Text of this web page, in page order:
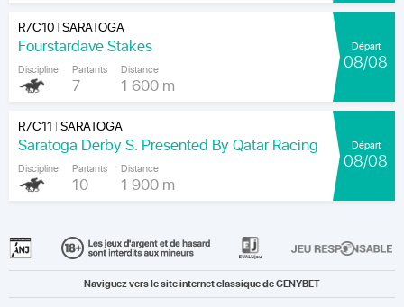
R7C10|SARATOGA
Fourstardave Stakes
Discipline Partants
7
Distance
1 600 m
Départ
08/08
R7C11 |SARATOGA
Saratoga Derby S. Presented By Qatar Racing
Discipline Partants
10
Distance
1 900 m
Départ
08/08
Naviguez vers le site internet classique de GENYBET